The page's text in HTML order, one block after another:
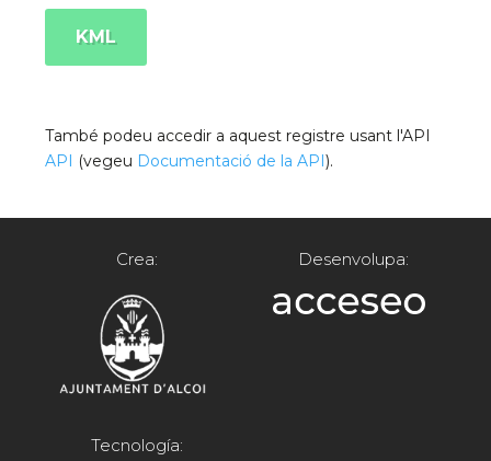
KML
També podeu accedir a aquest registre usant l'API
API (vegeu Documentació de la API).
Crea: Desenvolupa:
Tecnología: